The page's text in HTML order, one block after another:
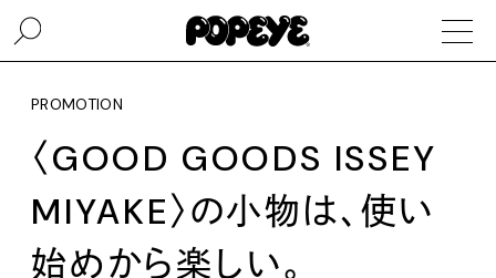
PROMOTION
〈GOOD GOODS ISSEY
MIYAKE〉の小物は、使い
始めから楽しい。